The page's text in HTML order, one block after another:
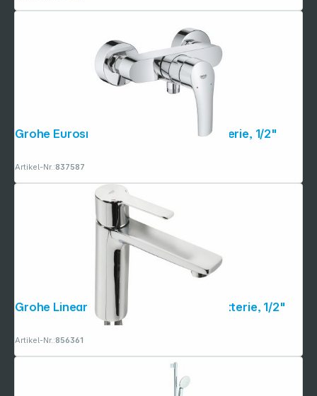
Grohe Eurosmart Einhand-Brausebatterie, 1/2"
Artikel-Nr.:837587
Grohe Lineare Einhand-Waschtischbatterie, 1/2"
Artikel-Nr.:856361